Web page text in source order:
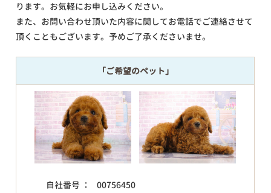
ります。お気軽にお申し込みください。
また、お問い合わせ頂いた内容に関してお電話でご連絡させて
頂くこともございます。予めご了承くださいませ。
「ご希望のペット」
自社番号 ：
00756450